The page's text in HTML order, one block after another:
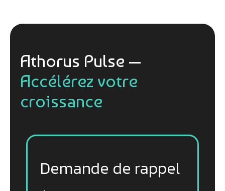
Athorus Pulse —
Accélérez votre
croissance
Demande de rappel